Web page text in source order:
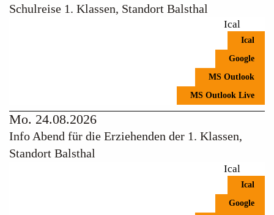
Schulreise 1. Klassen, Standort Balsthal
Ical
Ical
Google
MS Outlook
MS Outlook Live
Mo. 24.08.2026
Info Abend für die Erziehenden der 1. Klassen,
Standort Balsthal
Ical
Ical
Google